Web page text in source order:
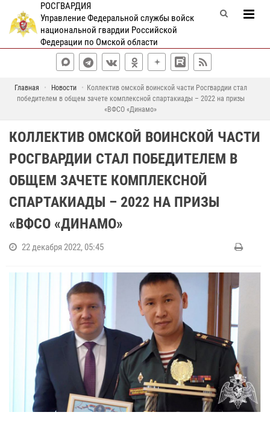
РОСГВАРДИЯ
Управление Федеральной службы войск
национальной гвардии Российской
Федерации по Омской области
Главная Новости
Коллектив омской воинской части Росгвардии стал
победителем в общем зачете комплексной спартакиады – 2022 на призы
«ВФСО «Динамо»
КОЛЛЕКТИВ ОМСКОЙ ВОИНСКОЙ ЧАСТИ
РОСГВАРДИИ СТАЛ ПОБЕДИТЕЛЕМ В
ОБЩЕМ ЗАЧЕТЕ КОМПЛЕКСНОЙ
СПАРТАКИАДЫ – 2022 НА ПРИЗЫ
«ВФСО «ДИНАМО»
22 декабря 2022, 05:45